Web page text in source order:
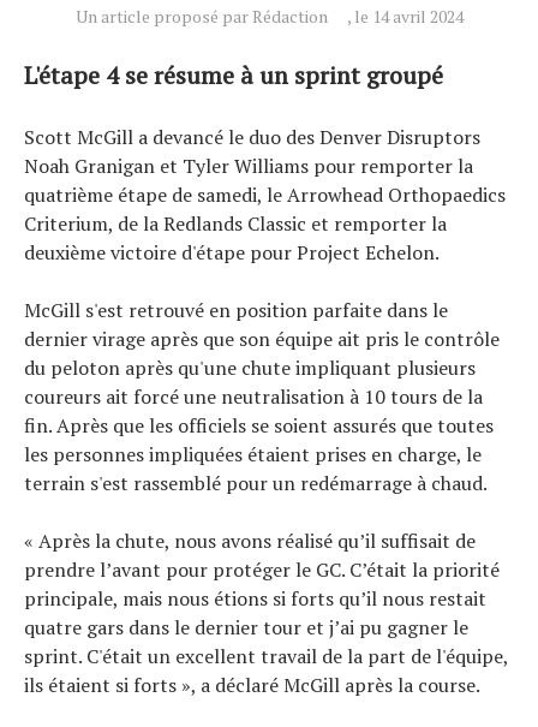
Un article proposé par Rédaction , le 14 avril 2024
L'étape 4 se résume à un sprint groupé
Scott McGill a devancé le duo des Denver Disruptors
Noah Granigan et Tyler Williams pour remporter la
quatrième étape de samedi, le Arrowhead Orthopaedics
Criterium, de la Redlands Classic et remporter la
deuxième victoire d'étape pour Project Echelon.
McGill s'est retrouvé en position parfaite dans le
dernier virage après que son équipe ait pris le contrôle
du peloton après qu'une chute impliquant plusieurs
coureurs ait forcé une neutralisation à 10 tours de la
fin. Après que les officiels se soient assurés que toutes
les personnes impliquées étaient prises en charge, le
terrain s'est rassemblé pour un redémarrage à chaud.
« Après la chute, nous avons réalisé qu’il suffisait de
prendre l’avant pour protéger le GC. C’était la priorité
principale, mais nous étions si forts qu’il nous restait
quatre gars dans le dernier tour et j’ai pu gagner le
sprint. C'était un excellent travail de la part de l'équipe,
ils étaient si forts », a déclaré McGill après la course.
Technologies
Tests de produits
Conseils
Tendances
Tous nos articles
À propos